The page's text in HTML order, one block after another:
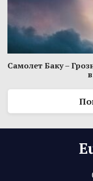
Самолет Баку –